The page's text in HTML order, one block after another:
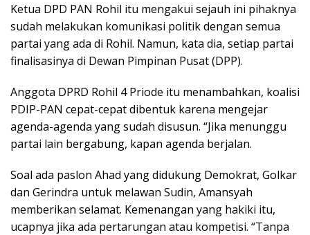
Ketua DPD PAN Rohil itu mengakui sejauh ini pihaknya
sudah melakukan komunikasi politik dengan semua
partai yang ada di Rohil. Namun, kata dia, setiap partai
finalisasinya di Dewan Pimpinan Pusat (DPP).
Anggota DPRD Rohil 4 Priode itu menambahkan, koalisi
PDIP-PAN cepat-cepat dibentuk karena mengejar
agenda-agenda yang sudah disusun. “Jika menunggu
partai lain bergabung, kapan agenda berjalan.
Soal ada paslon Ahad yang didukung Demokrat, Golkar
dan Gerindra untuk melawan Sudin, Amansyah
memberikan selamat. Kemenangan yang hakiki itu,
ucapnya jika ada pertarungan atau kompetisi. “Tanpa